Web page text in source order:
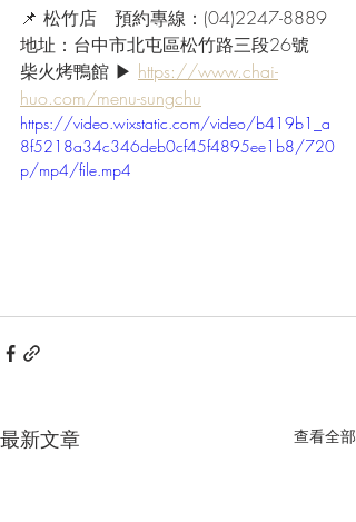
📌 松竹店　預約專線：(04)2247-8889
地址：台中市北屯區松竹路三段26號
柴火烤鴨館 ▶ https://www.chai-
huo.com/menu-sungchu
https://video.wixstatic.com/video/b419b1_a
8f5218a34c346deb0cf45f4895ee1b8/720
p/mp4/file.mp4
最新文章 查看全部